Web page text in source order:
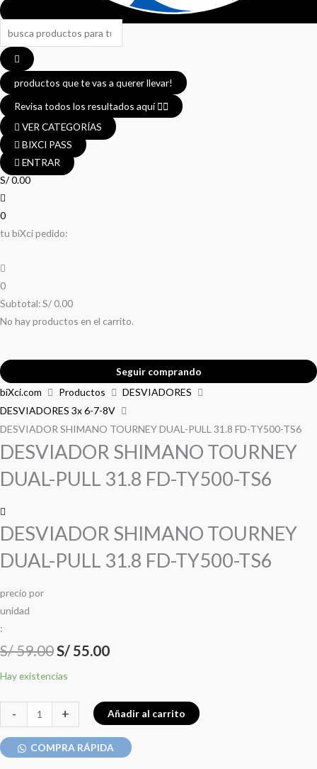
Search
...
productos que te vas a querer llevar!
Revisa todos los resultados aquí 👈🏼
VER CATEGORÍAS
BIXCI PASS
ENTRAR
S/0.00
0
tu biXci pedido:
0
Subtotal:S/ 0.00
No hay productos en el carrito.
Seguir comprando
biXci.com
Productos
DESVIADORES
DESVIADORES 3x 6-7-8V
DESVIADOR SHIMANO TOURNEY DUAL-PULL 31.8 FD-TY500-TS6
DESVIADOR SHIMANO TOURNEY
DUAL-PULL 31.8 FD-TY500-TS6
DESVIADOR SHIMANO TOURNEY
DUAL-PULL 31.8 FD-TY500-TS6
precio por
unidad
:
S/59.00
El
precio
original
era:
S/ 55.00
El
precio
actual
es:
Hay existencias
-
DESVIADOR
SHIMANO
TOURNEY
DUAL-
PULL
31.8
TY500-
TS6
cantidad
+ Añadir al carrito
COMPRA RÁPIDA
El
precio
original
era:
El
precio
actual
es: